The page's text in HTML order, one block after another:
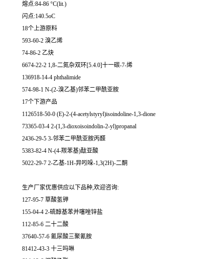
熔点:84-86 °C(lit.)
闪点:140.5oC
18个上游原料
593-60-2 溴乙烯
74-86-2 乙炔
6674-22-2 1,8-二氮杂双环[5.4.0]十一碳-7-烯
136918-14-4 phthalimide
574-98-1 N-(2-溴乙基)邻苯二甲酰亚胺
17个下游产品
1126518-50-0 (E)-2-(4-acetylstyryl)isoindoline-1,3-dione
73365-03-4 2-(1,3-dioxoisoindolin-2-yl)propanal
2436-29-5 3-邻苯二甲酰亚胺丙醛
5383-82-4 N-(4-羰苯基)酞亚酸
5022-29-7 2-乙基-1H-异吲哚-1,3(2H)-二酮
生产厂家优惠供应以下品种,欢迎咨询:
127-95-7 草酸氢钾
155-04-4 2-硫醇基苯并噻唑锌盐
112-85-6 二十二酸
37640-57-6 氰尿酸三聚氰胺
81412-43-3 十三吗啉